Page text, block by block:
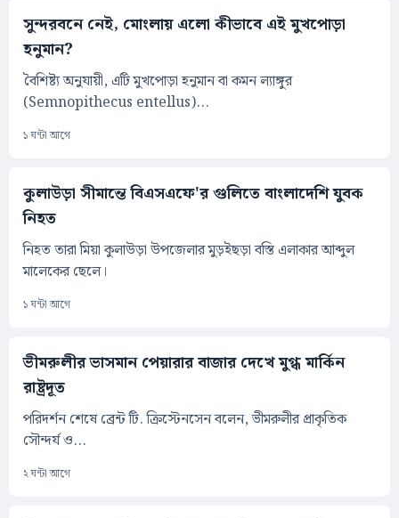
সুন্দরবনে নেই, মোংলায় এলো কীভাবে এই মুখপোড়া
হনুমান?
বৈশিষ্ট্য অনুযায়ী, এটি মুখপোড়া হনুমান বা কমন ল্যাঙ্গুর
(Semnopithecus entellus)...
১ ঘন্টা আগে
কুলাউড়া সীমান্তে বিএসএফে'র গুলিতে বাংলাদেশি যুবক
নিহত
নিহত তারা মিয়া কুলাউড়া উপজেলার মুড়ইছড়া বস্তি এলাকার আব্দুল
মালেকের ছেলে।
১ ঘন্টা আগে
ভীমরুলীর ভাসমান পেয়ারার বাজার দেখে মুগ্ধ মার্কিন
রাষ্ট্রদূত
পরিদর্শন শেষে ব্রেন্ট টি. ক্রিস্টেনসেন বলেন, ভীমরুলীর প্রাকৃতিক
সৌন্দর্য ও...
২ ঘন্টা আগে